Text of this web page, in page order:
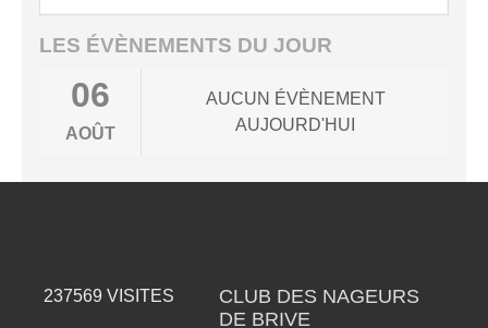
LES ÉVÈNEMENTS DU JOUR
06
AOÛT
AUCUN ÉVÈNEMENT
AUJOURD'HUI
237569 VISITES
CLUB DES NAGEURS
DE BRIVE